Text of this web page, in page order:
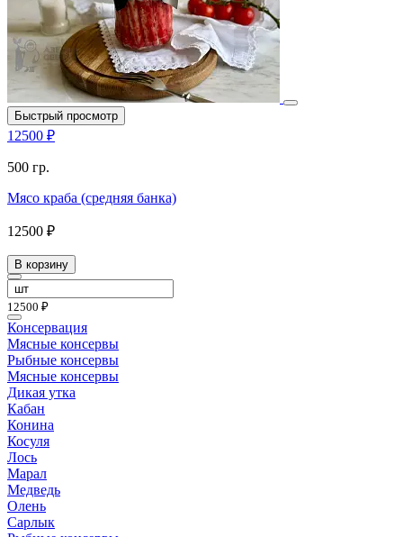
Быстрый просмотр
12500 ₽
500 гр.
Мясо краба (средняя банка)
12500 ₽
В корзину
12500 ₽
Консервация
Мясные консервы
Рыбные консервы
Мясные консервы
Дикая утка
Кабан
Конина
Косуля
Лось
Марал
Медведь
Олень
Сарлык